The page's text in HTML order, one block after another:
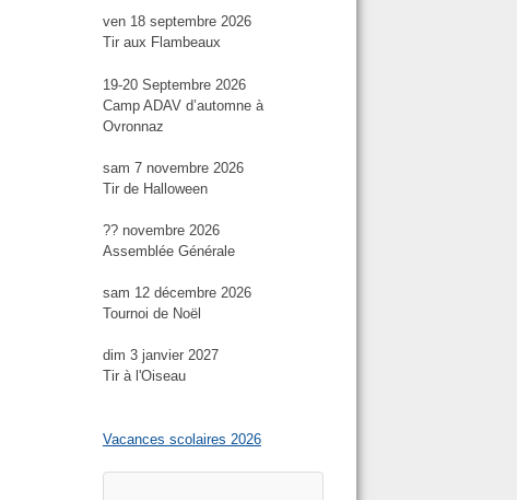
ven 18 septembre 2026
Tir aux Flambeaux
19-20 Septembre 2026
Camp ADAV d’automne à
Ovronnaz
sam 7 novembre 2026
Tir de Halloween
?? novembre 2026
Assemblée Générale
sam 12 décembre 2026
Tournoi de Noël
dim 3 janvier 2027
Tir à l'Oiseau
Vacances scolaires 2026